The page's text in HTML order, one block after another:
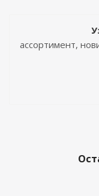
ассортимент,